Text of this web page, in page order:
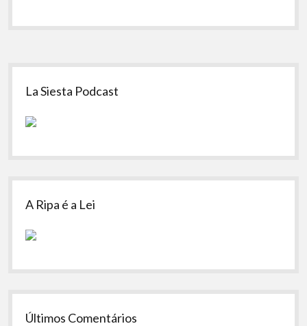
Sidebar
La Siesta Podcast
A Ripa é a Lei
Últimos Comentários